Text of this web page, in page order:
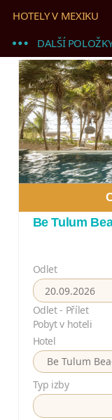
HOTELY V MEXIKU
DALŠÍ
Be Tulum
Odlet
Odlet - Přílet
Pobyt v hoteli
Hotel
Be Tulum
Typ izby